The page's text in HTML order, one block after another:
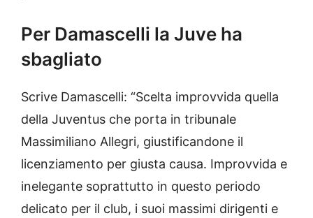
Per Damascelli la Juve ha
sbagliato
Scrive Damascelli: “Scelta improvvida quella
della Juventus che porta in tribunale
Massimiliano Allegri, giustificandone il
licenziamento per giusta causa. Improvvida e
inelegante soprattutto in questo periodo
delicato per il club, i suoi massimi dirigenti e